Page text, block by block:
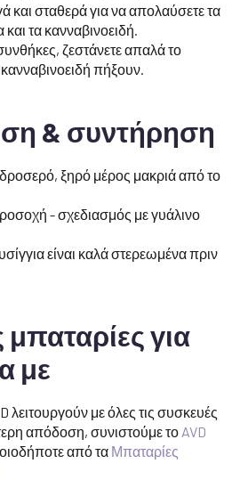
και σταθερά για να απολαύσετε τα
τα κανναβινοειδή.
ζεστάνετε απαλά το
πήξουν.
& συντήρηση
ξηρό μέρος μακριά από το
- σχεδιασμός με γυάλινο
είναι καλά στερεωμένα πριν
για
με
λειτουργούν με όλες τις συσκευές
απόδοση, συνιστούμε το AVD
από τα Μπαταρίες